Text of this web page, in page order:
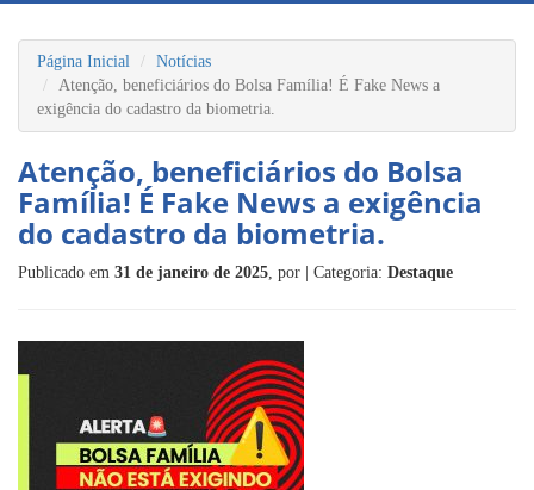
Página Inicial
Notícias
Atenção, beneficiários do Bolsa Família! É Fake News a
exigência do cadastro da biometria.
Atenção, beneficiários do Bolsa
Família! É Fake News a exigência
do cadastro da biometria.
Publicado em 31 de janeiro de 2025, por | Categoria: Destaque